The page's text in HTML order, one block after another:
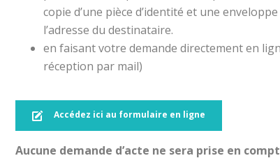
copie d’une pièce d’identité et une
l’adresse du destinataire.
en faisant votre demande directement en
réception par mail)
Accédez ici au formulaire en ligne
Aucune demande d’acte ne sera prise en